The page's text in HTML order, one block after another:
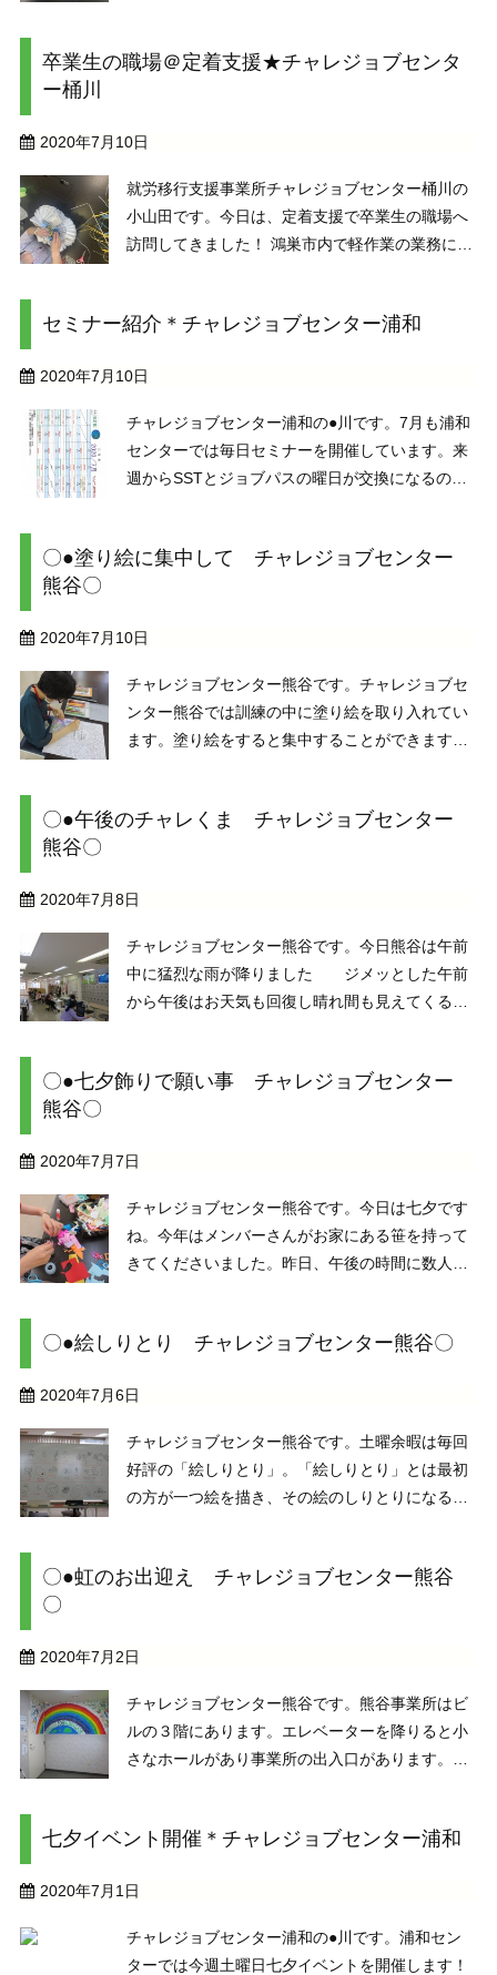
ブースでここはコロナ対策としては良いようで
卒業生の職場＠定着支援★チャレジョブセンタ
ー桶川
2020年7月10日
就労移行支援事業所チャレジョブセンター桶川の
小山田です。今日は、定着支援で卒業生の職場へ
訪問してきました！ 鴻巣市内で軽作業の業務につ
報告を受けました( *´艸｀) Aさんは、身体障害者
セミナー紹介＊チャレジョブセンター浦和
2020年7月10日
チャレジョブセンター浦和の●川です。7月も浦和
センターでは毎日セミナーを開催しています。来
週からSSTとジョブパスの曜日が交換になるので
中見舞い作成もあります。もちろん外部からの ...
〇●塗り絵に集中して チャレジョブセンター
熊谷〇
2020年7月10日
チャレジョブセンター熊谷です。チャレジョブセ
ンター熊谷では訓練の中に塗り絵を取り入れてい
ます。塗り絵をすると集中することができます。
練に集中できず疲れた時や、集中力を付けたいと
〇●午後のチャレくま チャレジョブセンター
熊谷〇
2020年7月8日
チャレジョブセンター熊谷です。今日熊谷は午前
中に猛烈な雨が降りました ジメッとした午前
から午後はお天気も回復し晴れ間も見えてくるよ
にセミナーがなくメンバーさんは個人個人の課題
〇●七夕飾りで願い事 チャレジョブセンター
熊谷〇
2020年7月7日
チャレジョブセンター熊谷です。今日は七夕です
ね。今年はメンバーさんがお家にある笹を持って
きてくださいました。昨日、午後の時間に数人で
飾りました。七夕といえば「願い事」 書きたい
〇●絵しりとり チャレジョブセンター熊谷〇
2020年7月6日
チャレジョブセンター熊谷です。土曜余暇は毎回
好評の「絵しりとり」。「絵しりとり」とは最初
の方が一つ絵を描き、その絵のしりとりになるよ
ます。この時にこれはタコですとは言いません。
〇●虹のお出迎え チャレジョブセンター熊谷
〇
2020年7月2日
チャレジョブセンター熊谷です。熊谷事業所はビ
ルの３階にあります。エレベーターを降りると小
さなホールがあり事業所の出入口があります。そ
作を飾ろう！と思いつきました。サイズが合うか
七夕イベント開催＊チャレジョブセンター浦和
2020年7月1日
チャレジョブセンター浦和の●川です。浦和セン
ターでは今週土曜日七夕イベントを開催します！